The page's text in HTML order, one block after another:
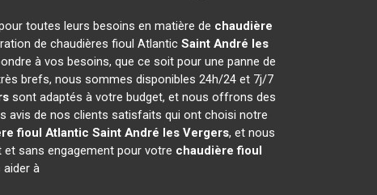
toutes leurs besoins en matière de chaudière
de chaudières fioul Atlantic Saint André les
à vos besoins, que ce soit pour une panne de
brefs, nous sommes disponibles 24h/24 et 7j/7
sont adaptés à votre budget, et nous offrons des
avis de nos clients satisfaits qui ont choisi notre
fioul Atlantic Saint André les Vergers, et nous
sans engagement pour votre chaudière fioul
à